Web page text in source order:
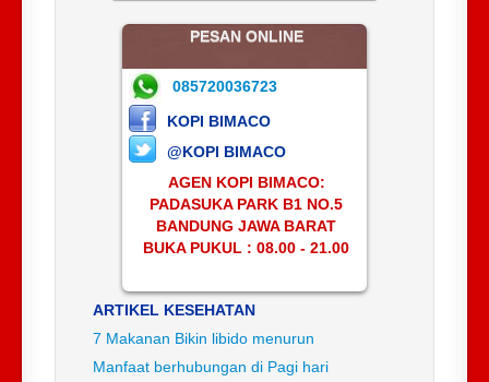
PESAN ONLINE
085720036723
KOPI BIMACO
@KOPI BIMACO
AGEN KOPI BIMACO:
PADASUKA PARK B1 NO.5
BANDUNG JAWA BARAT
BUKA PUKUL : 08.00 - 21.00
ARTIKEL KESEHATAN
7 Makanan Bikin libido menurun
Manfaat berhubungan di Pagi hari